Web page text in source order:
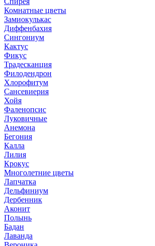
Комнатные цветы
Замиокулькас
Диффенбахия
Сингониум
Кактус
Фикус
Традесканция
Филодендрон
Хлорофитум
Сансевиерия
Хойя
Фаленопсис
Луковичные
Анемона
Бегония
Калла
Лилия
Крокус
Многолетние цветы
Лапчатка
Дельфиниум
Дербенник
Аконит
Полынь
Бадан
Лаванда